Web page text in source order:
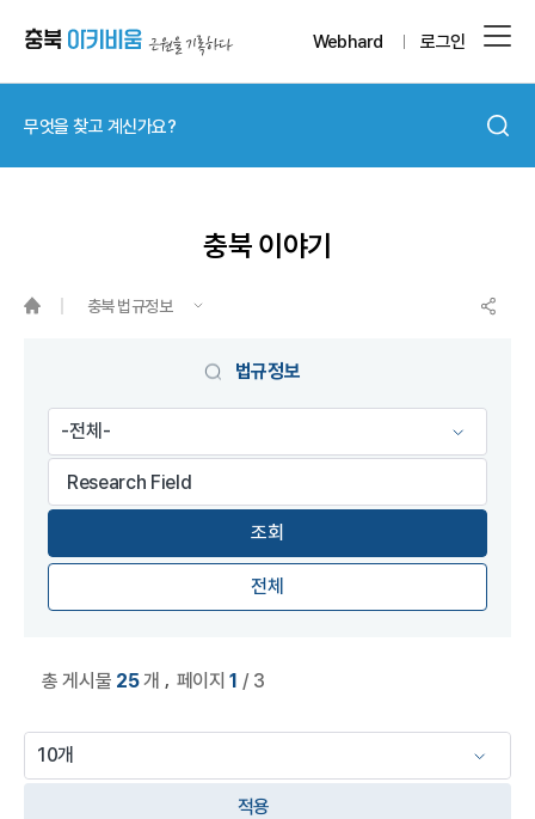
Webhard 로그인
충북 이야기
충북 법규정보
법규정보
전체
총 게시물 25개 페이지1 / 3
적용